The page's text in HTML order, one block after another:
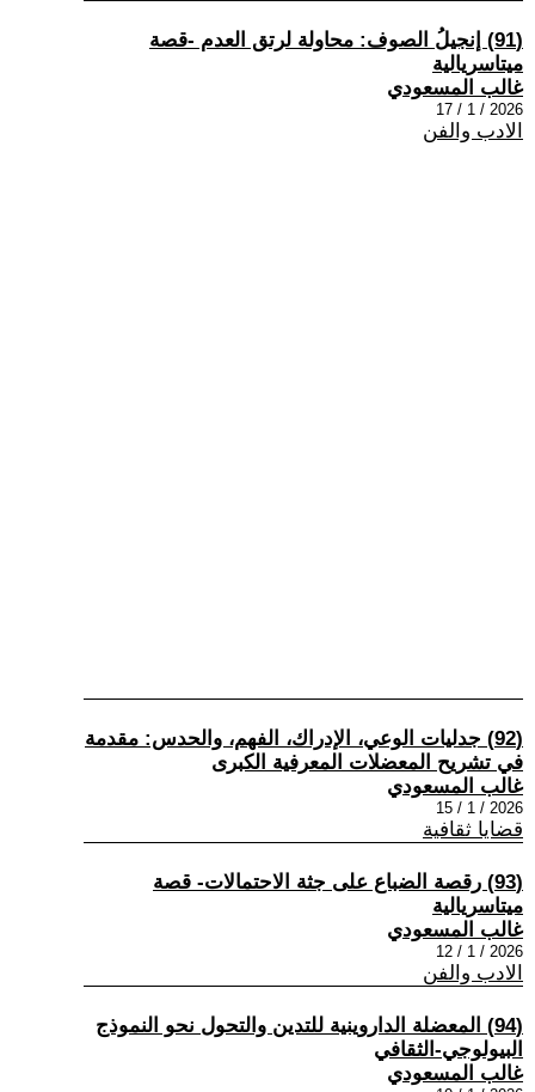
(91) إنجيلُ الصوف: محاولة لرتق العدم -قصة
ميتاسريالية
غالب المسعودي
2026 / 1 / 17
الادب والفن
(92) جدليات الوعي، الإدراك، الفهم، والحدس: مقدمة
في تشريح المعضلات المعرفية الكبرى
غالب المسعودي
2026 / 1 / 15
قضايا ثقافية
(93) رقصة الضباع على جثة الاحتمالات- قصة
ميتاسريالية
غالب المسعودي
2026 / 1 / 12
الادب والفن
(94) المعضلة الداروينية للتدين والتحول نحو النموذج
البيولوجي-الثقافي
غالب المسعودي